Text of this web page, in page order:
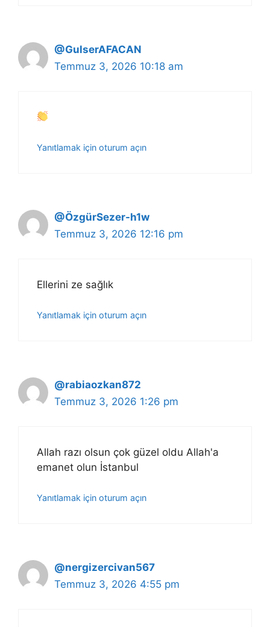
@GulserAFACAN
Temmuz 3, 2026 10:18 am
Yanıtlamak için oturum açın
@ÖzgürSezer-h1w
Temmuz 3, 2026 12:16 pm
Ellerini ze sağlık
Yanıtlamak için oturum açın
@rabiaozkan872
Temmuz 3, 2026 1:26 pm
Allah razı olsun çok güzel oldu Allah'a
emanet olun İstanbul
Yanıtlamak için oturum açın
@nergizercivan567
Temmuz 3, 2026 4:55 pm